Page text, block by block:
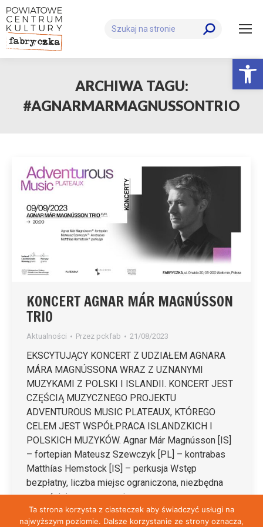
Szukaj:
ARCHIWA TAGU:
#AGNARMARMAGNUSSONTRIO
KONCERT AGNAR MÁR MAGNÚSSON
TRIO
Aktualności Przez pckfab 21/08/2023
EKSCYTUJĄCY KONCERT Z UDZIAŁEM AGNARA
MÁRA MAGNÚSSONA WRAZ Z UZNANYMI
MUZYKAMI Z POLSKI I ISLANDII. KONCERT JEST
CZĘŚCIĄ MUZYCZNEGO PROJEKTU
ADVENTUROUS MUSIC PLATEAUX, KTÓREGO
CELEM JEST WSPÓŁPRACA ISLANDZKICH I
POLSKICH MUZYKÓW. Agnar Már Magnússon [IS]
– fortepian Mateusz Szewczyk [PL] – kontrabas
Matthías Hemstock [IS] – perkusja Wstęp
bezpłatny, liczba miejsc ograniczona, niezbędna
wcześniejsza rezerwacja…
Ta strona korzysta z ciasteczek aby świadczyć usługi na
najwyższym poziomie. Dalsze korzystanie ze strony oznacza,